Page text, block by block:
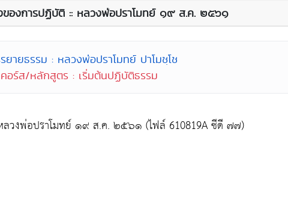
ของการปฏิบัติ :: หลวงพ่อปราโมทย์ ๑๙ ส.ค. ๒๕๖๑
ยายธรรม : หลวงพ่อปราโมทย์ ปาโมชฺโช
คอร์ส/หลักสูตร : เริ่มต้นปฏิบัติธรรม
วงพ่อปราโมทย์ ๑๙ ส.ค. ๒๕๖๑ (ไฟล์ 610819A ซีดี ๗๗)